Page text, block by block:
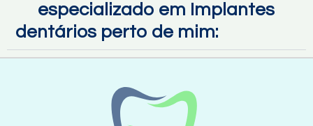
especializado em Implantes
dentários perto de mim: